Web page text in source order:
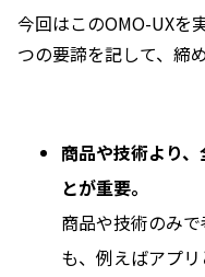
今回はこのOMO-UXを
つの要諦を記して、締
商品や技術より
とが重要。
商品や技術のみ
も、例えばアプ